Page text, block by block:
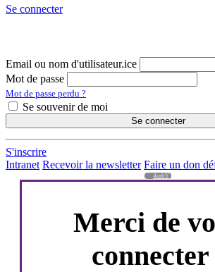
Se connecter
Email ou nom d'utilisateur.ice
Mot de passe
Mot de passe perdu ?
Se souvenir de moi
Se connecter
S'inscrire
Intranet Recevoir la newsletter Faire un don
AudrY
Merci de
connecter